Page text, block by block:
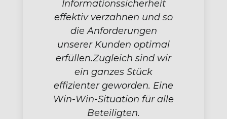
Informationssicherheit
effektiv verzahnen und so
die Anforderungen
unserer Kunden optimal
erfüllen.Zugleich sind wir
ein ganzes Stück
effizienter geworden. Eine
Win-Win-Situation für alle
Beteiligten.